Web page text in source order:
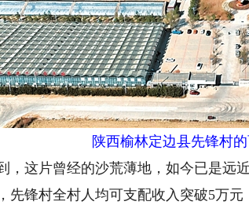
陕西榆林定边县先锋村
这片曾经的沙荒薄地，如今已是远近
锋村全村人均可支配收入突破5万元